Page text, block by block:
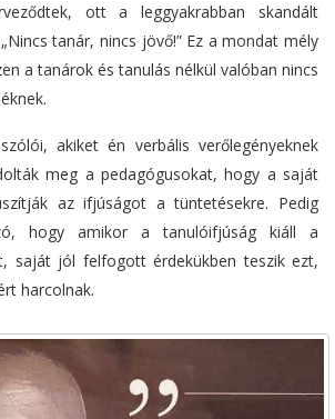
ott a leggyakrabban skandált
tanár, nincs jövő!” Ez a mondat mély
a tanárok és tanulás nélkül valóban nincs
akiket én verbális verőlegényeknek
meg a pedagógusokat, hogy a saját
az ifjúságot a tüntetésekre. Pedig
hogy amikor a tanulóifjúság kiáll a
saját jól felfogott érdekükben teszik ezt,
harcolnak.